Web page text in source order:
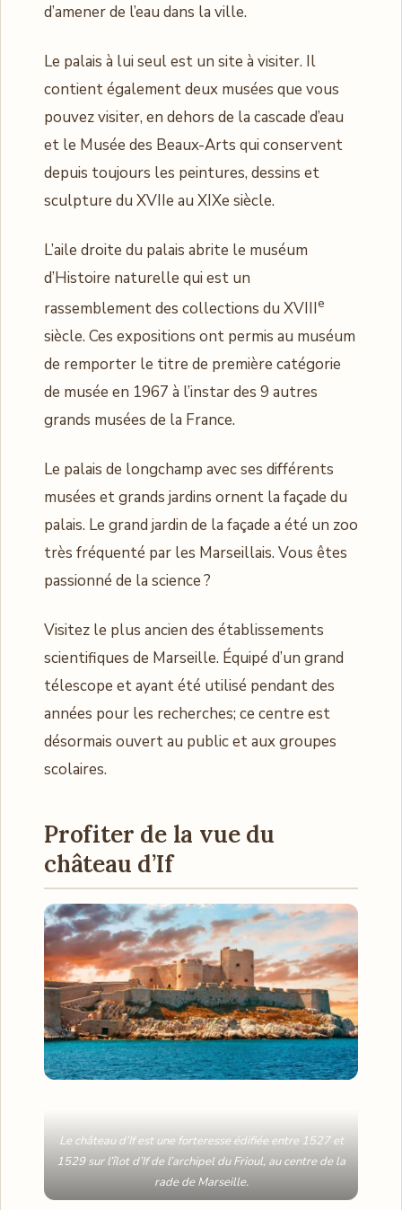
d’amener de l’eau dans la ville.
Le palais à lui seul est un site à visiter. Il
contient également deux musées que vous
pouvez visiter, en dehors de la cascade d’eau
et le Musée des Beaux-Arts qui conservent
depuis toujours les peintures, dessins et
sculpture du XVIIe au XIXe siècle.
L’aile droite du palais abrite le muséum
d’Histoire naturelle qui est un
rassemblement des collections du XVIIIe
siècle. Ces expositions ont permis au muséum
de remporter le titre de première catégorie
de musée en 1967 à l’instar des 9 autres
grands musées de la France.
Le palais de longchamp avec ses différents
musées et grands jardins ornent la façade du
palais. Le grand jardin de la façade a été un zoo
très fréquenté par les Marseillais. Vous êtes
passionné de la science ?
Visitez le plus ancien des établissements
scientifiques de Marseille. Équipé d’un grand
télescope et ayant été utilisé pendant des
années pour les recherches; ce centre est
désormais ouvert au public et aux groupes
scolaires.
Profiter de la vue du
château d’If
Le château d’If est une forteresse édifiée entre 1527 et
1529 sur l’îlot d’If de l’archipel du Frioul, au centre de la
rade de Marseille.